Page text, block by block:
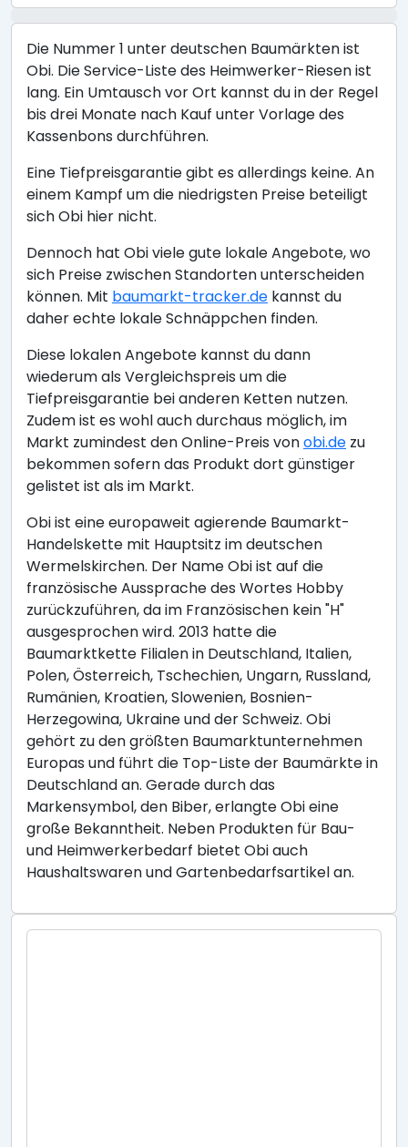
Die Nummer 1 unter deutschen Baumärkten ist
Obi. Die Service-Liste des Heimwerker-Riesen ist
lang. Ein Umtausch vor Ort kannst du in der Regel
bis drei Monate nach Kauf unter Vorlage des
Kassenbons durchführen.
Eine Tiefpreisgarantie gibt es allerdings keine. An
einem Kampf um die niedrigsten Preise beteiligt
sich Obi hier nicht.
Dennoch hat Obi viele gute lokale Angebote, wo
sich Preise zwischen Standorten unterscheiden
können. Mit baumarkt-tracker.de kannst du
daher echte lokale Schnäppchen finden.
Diese lokalen Angebote kannst du dann
wiederum als Vergleichspreis um die
Tiefpreisgarantie bei anderen Ketten nutzen.
Zudem ist es wohl auch durchaus möglich, im
Markt zumindest den Online-Preis vonobi.de zu
bekommen sofern das Produkt dort günstiger
gelistet ist als im Markt.
Obi ist eine europaweit agierende Baumarkt-
Handelskette mit Hauptsitz im deutschen
Wermelskirchen. Der Name Obi ist auf die
französische Aussprache des Wortes Hobby
zurückzuführen, da im Französischen kein "H"
ausgesprochen wird. 2013 hatte die
Baumarktkette Filialen in Deutschland, Italien,
Polen, Österreich, Tschechien, Ungarn, Russland,
Rumänien, Kroatien, Slowenien, Bosnien-
Herzegowina, Ukraine und der Schweiz. Obi
gehört zu den größten Baumarktunternehmen
Europas und führt die Top-Liste der Baumärkte in
Deutschland an. Gerade durch das
Markensymbol, den Biber, erlangte Obi eine
große Bekanntheit. Neben Produkten für Bau-
und Heimwerkerbedarf bietet Obi auch
Haushaltswaren und Gartenbedarfsartikel an.